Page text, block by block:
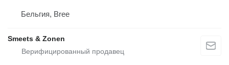
Бельгия, Bree
Smeets & Zonen